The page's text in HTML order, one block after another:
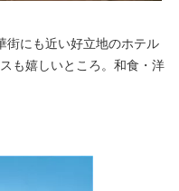
街にも近い好立地のホテル
も嬉しいところ。和食・洋